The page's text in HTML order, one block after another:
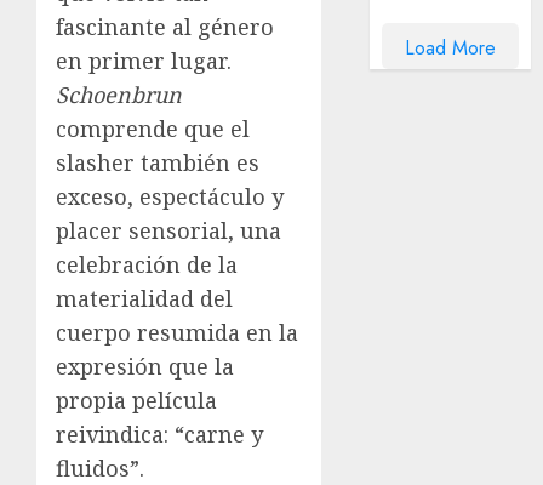
fascinante al género
en primer lugar.
Schoenbrun
comprende que el
slasher también es
exceso, espectáculo y
placer sensorial, una
celebración de la
materialidad del
cuerpo resumida en la
expresión que la
propia película
reivindica: “carne y
fluidos”.
Load More